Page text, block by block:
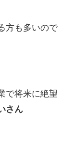
方も多いので
で将来に絶望
さん